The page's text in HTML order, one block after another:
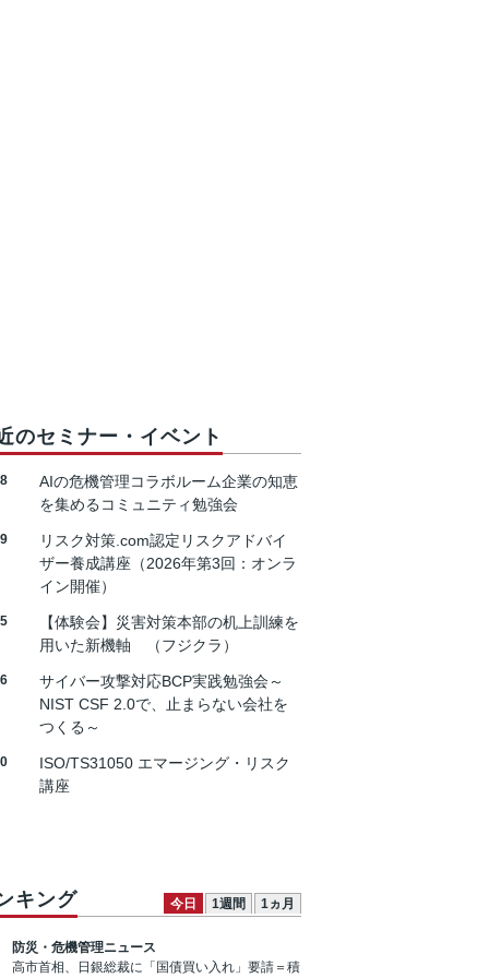
のセミナー・イベント
AIの危機管理コラボルーム企業の知恵
を集めるコミュニティ勉強会
リスク対策.com認定リスクアドバイ
ザー養成講座（2026年第3回：オンラ
イン開催）
【体験会】災害対策本部の机上訓練を
用いた新機軸 （フジクラ）
サイバー攻撃対応BCP実践勉強会～
NIST CSF 2.0で、止まらない会社を
つくる～
ISO/TS31050 エマージング・リスク
講座
キング 今日 1週間 1ヵ月
防災・危機管理ニュース
高市首相、日銀総裁に「国債買い入れ」要請＝積